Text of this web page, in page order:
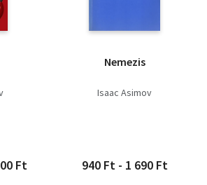
Ft
Nemezis
Isaac Asimov
940 Ft - 1 690 Ft